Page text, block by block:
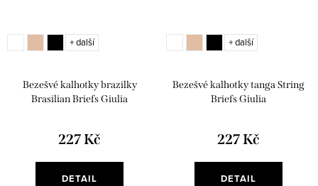
Bezešvé kalhotky brazilky
Brasilian Briefs Giulia
227 Kč
DETAIL
+ další
Bezešvé kalhotky tanga String
Briefs Giulia
227 Kč
DETAIL
+ další